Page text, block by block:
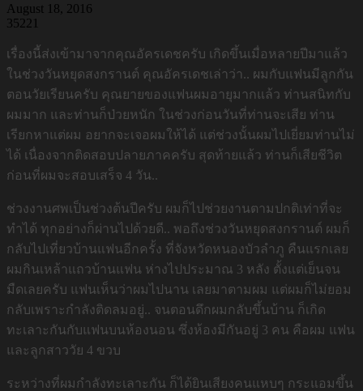
August 18, 2016
35221
เรื่องนี้ส่งเข้ามาจากคุณอัครเดชครับ เกิดขึ้นเมื่อหลายปีมาแล้ว
ในช่วงวันหยุดสงกรานต์ คุณอัครเดชเล่าว่า.. ผมกับแฟนมีลูกกัน
ตอนวัยเรียนครับ คุณยายของแฟนผมอายุมากแล้ว ท่านสนิทกับ
ผมมาก และท่านก็ป่วยหนัก ในช่วงก่อนวันที่ท่านจะเสีย ท่าน
เรียกหาแต่ผม อยากจะเจอผมให้ได้ แต่ช่วงนั้นผมไปเยี่ยมท่านไม่
ได้ เนื่องจากติดสอบปลายภาคครับ สุดท้ายแล้ว ท่านก็เสียชีวิต
ก่อนที่ผมจะสอบเสร็จ 4 วัน..
ช่วงงานศพเป็นช่วงต้นปีครับ ผมก็ไปช่วยงานตามปกติเท่าที่จะ
ทำได้ ทุกอย่างก็ผ่านไปด้วยดี.. พอถึงช่วงวันหยุดสงกรานต์ ผมก็
กลับไปเที่ยวบ้านแฟนอีกครั้ง ที่จังหวัดหนองบัวลำภู คืนแรกเลย
ผมกินเหล้าแถวบ้านแฟน ห่างไปประมาณ 3 หลัง ตั้งแต่เย็นจน
มืดเลยครับ แฟนเห็นว่าผมไปนาน เลยมาตามผม แต่ผมก็ไม่ยอม
กลับเพราะกำลังติดลมอยู่.. จนตอนดึกผมกลับขึ้นบ้าน ก็เกิด
ทะเลาะกันกับแฟนบนห้องนอน ซึ่งห้องมีกันอยู่ 3 คน คือผม แฟน
และลูกสาววัย 4 ขวบ
ระหว่างที่ผมกำลังทะเลาะกัน ก็ได้ยินเสียงคนแหบๆ กระแอมขึ้น